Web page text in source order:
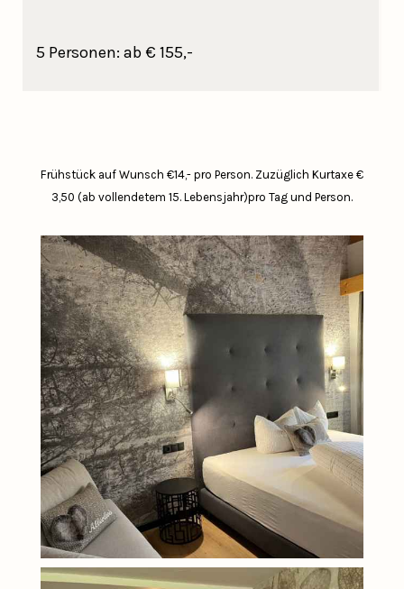
5 Personen: ab € 155,-
Frühstück auf Wunsch €14,- pro Person. Zuzüglich Kurtaxe €
3,50 (ab vollendetem 15. Lebensjahr)pro Tag und Person.